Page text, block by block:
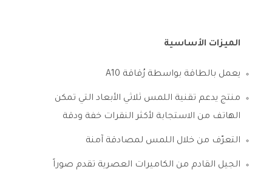
الميزات الأساسية
يعمل بالطاقة بواسطة رُقاقة A10
منتج يدعم تقنية اللمس ثلاثي الأبعاد التي تمكن
الهاتف من الاستجابة لأكثر النقرات خفة ودقة
التعرّف من خلال اللمس لمصادقة آمنة
الجيل القادم من الكاميرات العصرية تقدم صوراً